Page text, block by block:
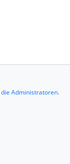
die Administratoren.